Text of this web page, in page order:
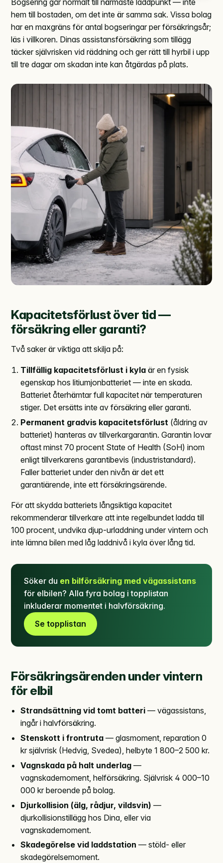
Bogsering går normalt till närmaste laddpunkt — inte
hem till bostaden, om det inte är samma sak. Vissa bolag
har en maxgräns för antal bogseringar per försäkringsår;
läs i villkoren. Dinas assistansförsäkring som tillägg
täcker självrisken vid räddning och ger rätt till hyrbil i upp
till tre dagar om skadan inte kan åtgärdas på plats.
Kapacitetsförlust över tid —
försäkring eller garanti?
Två saker är viktiga att skilja på:
Tillfällig kapacitetsförlust i kyla är en fysisk
egenskap hos litiumjonbatteriet — inte en skada.
Batteriet återhämtar full kapacitet när temperaturen
stiger. Det ersätts inte av försäkring eller garanti.
Permanent gradvis kapacitetsförlust (åldring av
batteriet) hanteras av tillverkargarantin. Garantin lovar
oftast minst 70 procent State of Health (SoH) inom
enligt tillverkarens garantibevis (industristandard).
Faller batteriet under den nivån är det ett
garantiärende, inte ett försäkringsärende.
För att skydda batteriets långsiktiga kapacitet
rekommenderar tillverkare att inte regelbundet ladda till
100 procent, undvika djup-urladdning under vintern och
inte lämna bilen med låg laddnivå i kyla över lång tid.
Söker du en bilförsäkring med vägassistans
för elbilen? Alla fyra bolag i topplistan
inkluderar momentet i halvförsäkring.
Se topplistan
Försäkringsärenden under vintern
för elbil
Strandsättning vid tomt batteri — vägassistans,
ingår i halvförsäkring.
Stenskott i frontruta — glasmoment, reparation 0
kr självrisk (Hedvig, Svedea), helbyte 1 800–2 500 kr.
Vagnskada på halt underlag —
vagnskademoment, helförsäkring. Självrisk 4 000–10
000 kr beroende på bolag.
Djurkollision (älg, rådjur, vildsvin) —
djurkollisionstillägg hos Dina, eller via
vagnskademoment.
Skadegörelse vid laddstation — stöld- eller
skadegörelsemoment.